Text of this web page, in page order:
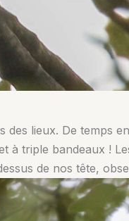
lieux. De temps
à triple bandeaux !
de nos tête,